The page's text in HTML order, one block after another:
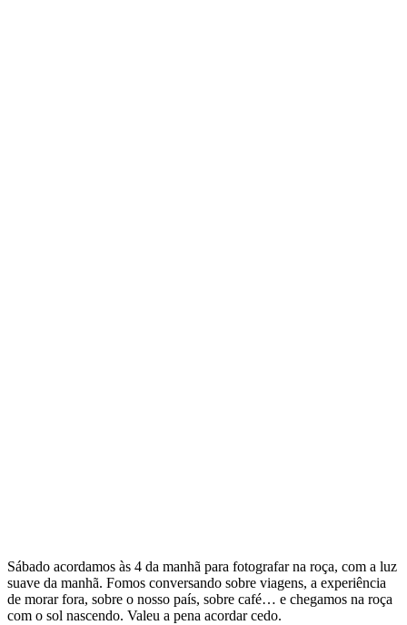
Sábado acordamos às 4 da manhã para fotografar na roça, com a luz
suave da manhã. Fomos conversando sobre viagens, a experiência
de morar fora, sobre o nosso país, sobre café… e chegamos na roça
com o sol nascendo. Valeu a pena acordar cedo.